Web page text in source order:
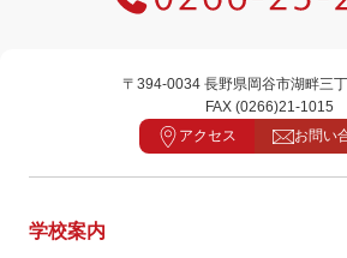
〒394-0034 長野県岡谷市湖畔三
FAX (0266)21-1015
アクセス
お問い
学校案内